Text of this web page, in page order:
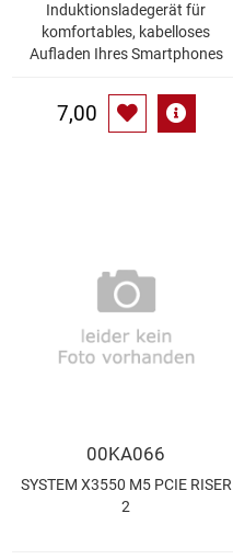
Frühstück / Cerealien
Geschirrreiniger
Gewürze
Haarkosmetik
Induktionsladegerät für
komfortables, kabelloses
Aufladen Ihres Smartphones
7,00
00KA066
SYSTEM X3550 M5 PCIE RISER
2